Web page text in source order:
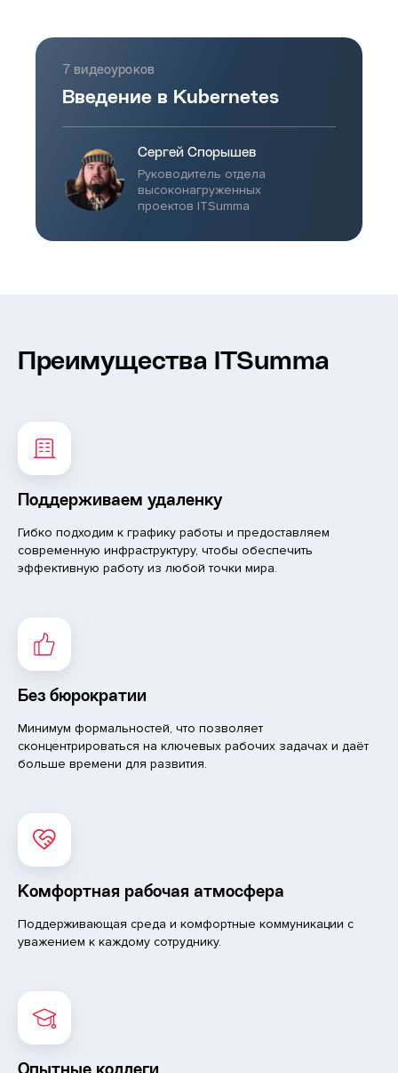
7 видеоуроков
Введение в Kubernetes
Сергей Спорышев
Руководитель отдела
высоконагруженных
проектов ITSumma
Преимущества ITSumma
Поддерживаем удаленку
Гибко подходим к графику работы и предоставляем
современную инфраструктуру, чтобы обеспечить
эффективную работу из любой точки мира.
Без бюрократии
Минимум формальностей, что позволяет
сконцентрироваться на ключевых рабочих задачах и даёт
больше времени для развития.
Комфортная рабочая атмосфера
Поддерживающая среда и комфортные коммуникации с
уважением к каждому сотруднику.